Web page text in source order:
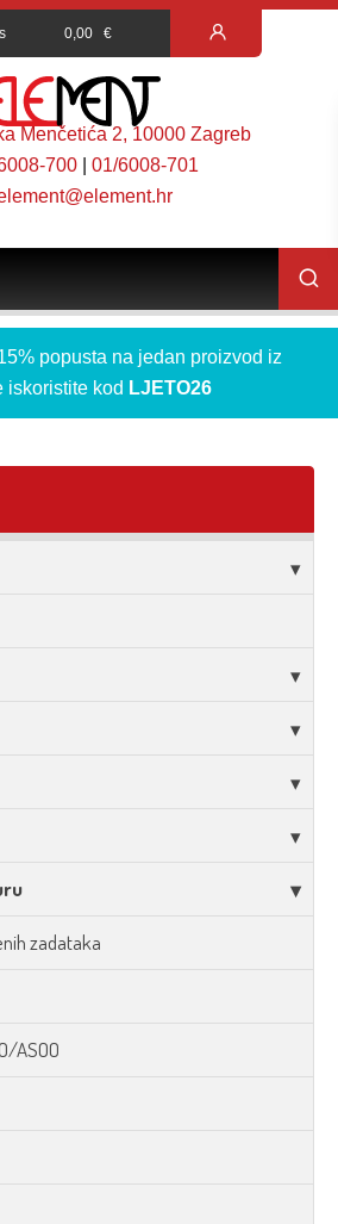
0,00 €
Menčetića 2, 10000 Zagreb
700 |01/6008-701
popusta na jedan proizvod iz
iskoristite kod LJETO26
zadataka
ASOO